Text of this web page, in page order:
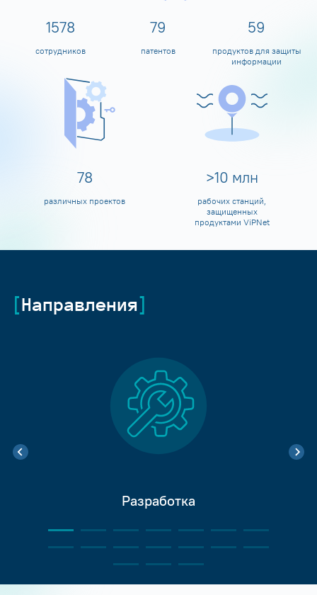
1600
сотрудников
80
патентов
60
продуктов для защиты
информации
80
различных проектов
>10 млн
рабочих станций,
защищенных
продуктами ViPNet
Направления
Разработка